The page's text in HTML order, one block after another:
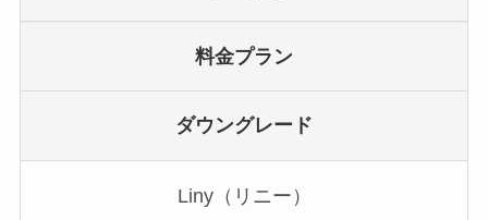
料金プラン
ダウングレード
Liny（リニー）